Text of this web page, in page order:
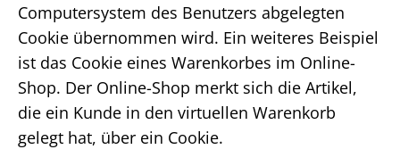
Computersystem des Benutzers abgelegten
Cookie übernommen wird. Ein weiteres Beispiel
ist das Cookie eines Warenkorbes im Online-
Shop. Der Online-Shop merkt sich die Artikel,
die ein Kunde in den virtuellen Warenkorb
gelegt hat, über ein Cookie.